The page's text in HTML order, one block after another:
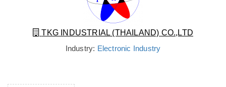
TKG INDUSTRIAL (THAILAND) CO.,LTD
Industry: Electronic Industry